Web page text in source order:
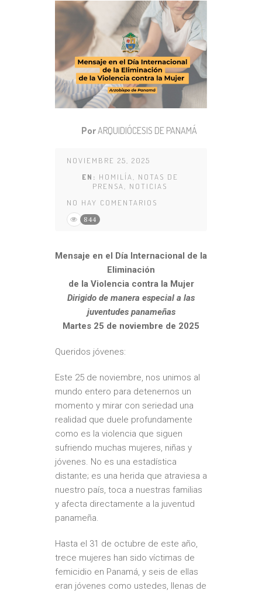
PorARQUIDIÓCESIS DE PANAMÁ
NOVIEMBRE 25, 2025
EN: HOMILÍA, NOTAS DE
PRENSA, NOTICIAS
NO HAY COMENTARIOS
844
Mensaje en el Día Internacional de la
Eliminación
de la Violencia contra la Mujer
Dirigido de manera especial a las
juventudes panameñas
Martes 25 de noviembre de 2025
Queridos jóvenes:
Este 25 de noviembre, nos unimos al
mundo entero para detenernos un
momento y mirar con seriedad una
realidad que duele profundamente
como es la violencia que siguen
sufriendo muchas mujeres, niñas y
jóvenes. No es una estadística
distante; es una herida que atraviesa a
nuestro país, toca a nuestras familias
y afecta directamente a la juventud
panameña.
Hasta el 31 de octubre de este año,
trece mujeres han sido víctimas de
femicidio en Panamá, y seis de ellas
eran jóvenes como ustedes, llenas de